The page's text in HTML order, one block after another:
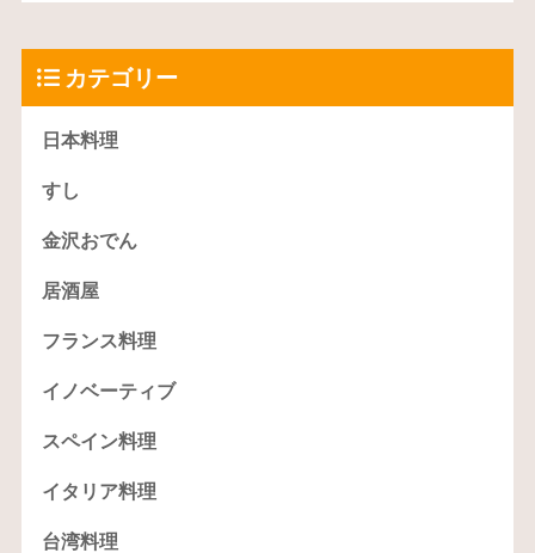
カテゴリー
日本料理
すし
金沢おでん
居酒屋
フランス料理
イノベーティブ
スペイン料理
イタリア料理
台湾料理